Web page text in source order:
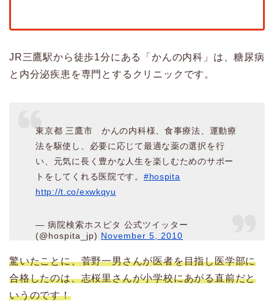
JR三鷹駅から徒歩1分にある「かんの内科」は、糖尿病
と内分泌疾患を専門とするクリニックです。
東京都 三鷹市 かんの内科様、食事療法、運動療
法を駆使し、必要に応じて最適な薬の選択を行
い、元気に長く豊かな人生を楽しむためのサポー
トをしてくれる医院です。 #hospita
http://t.co/exwkqyu
— 病院検索ホスピタ 公式ツイッター
(@hospita_jp) November 5, 2010
驚いたことに、菅野一男さんが医者を目指し医学部に
合格したのは、志桜里さんが小学校にあがる直前だと
いうのです！